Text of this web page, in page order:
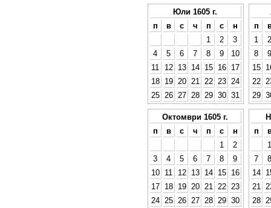
Юли 1605 г.
п
в с ч п с
н
1
2
3
4
5 6 7 8 9
10
11
12 13 14 15 16
17
18
19 20 21 22 23
24
25
26 27 28 29 30 31
п
1
2
8
9
15
22
29
Октомври 1605 г.
п
в с ч п с
н
1
2
3
4 5 6 7 8
9
10
11 12 13 14 15
16
17
18 19 20 21 22
23
24
25 26 27 28 29 30
п
1
7
8
14
21
28